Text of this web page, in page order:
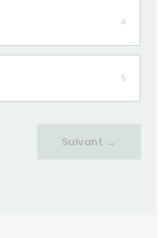
4
5
Suivant →